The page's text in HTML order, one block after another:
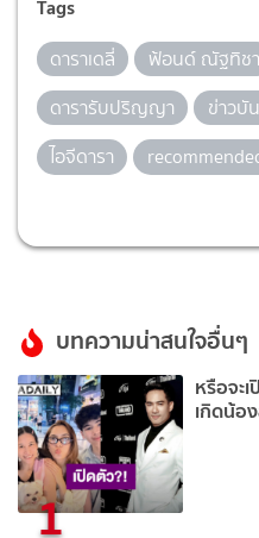
Tags
ดาราเดลี่ ฟ้อนด์ ณัฐทิชา
ดารารับปริญญา
ข่าวบั
ไอจีดารา
บทความน่าสนใจอื่นๆ
1
หรือจะ
เกิดน้อ